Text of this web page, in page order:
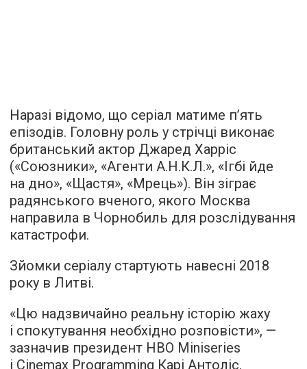
Наразі відомо, що серіал матиме п’ять
епізодів. Головну роль у стрічці виконає
британський актор Джаред Харріс
(«Союзники», «Агенти А.Н.К.Л.», «Ігбі йде
на дно», «Щастя», «Мрець»). Він зіграє
радянського вченого, якого Москва
направила в Чорнобиль для розслідування
катастрофи.
Зйомки серіалу стартують навесні 2018
року в Литві.
«Цю надзвичайно реальну історію жаху
і спокутування необхідно розповісти», —
зазначив президент HBO Miniseries
і Cinemax Programming Карі Антоліс.